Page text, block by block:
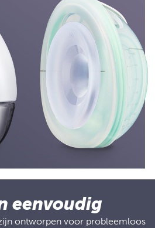
eenvoudig
ontworpen voor probleemloos